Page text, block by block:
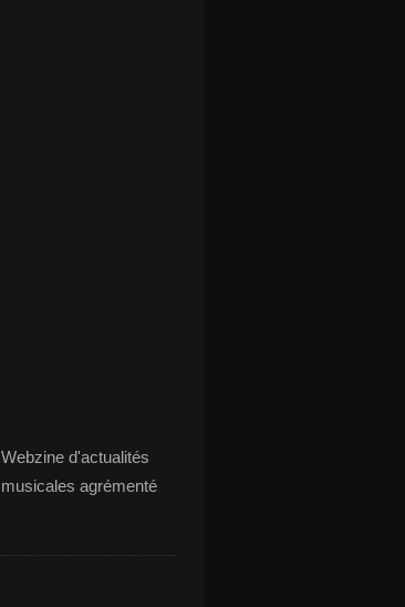
Webzine d'actualités
musicales agrémenté